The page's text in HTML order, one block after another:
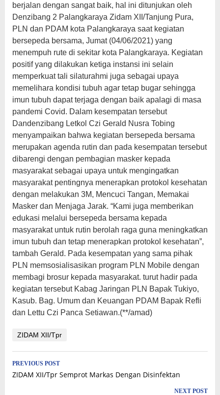
berjalan dengan sangat baik, hal ini ditunjukan oleh
Denzibang 2 Palangkaraya Zidam XII/Tanjung Pura,
PLN dan PDAM kota Palangkaraya saat kegiatan
bersepeda bersama, Jumat (04/06/2021) yang
menempuh rute di sekitar kota Palangkaraya. Kegiatan
positif yang dilakukan ketiga instansi ini selain
memperkuat tali silaturahmi juga sebagai upaya
memelihara kondisi tubuh agar tetap bugar sehingga
imun tubuh dapat terjaga dengan baik apalagi di masa
pandemi Covid. Dalam kesempatan tersebut
Dandenzibang Letkol Czi Gerald Nusra Tobing
menyampaikan bahwa kegiatan bersepeda bersama
merupakan agenda rutin dan pada kesempatan tersebut
dibarengi dengan pembagian masker kepada
masyarakat sebagai upaya untuk mengingatkan
masyarakat pentingnya menerapkan protokol kesehatan
dengan melakukan 3M, Mencuci Tangan, Memakai
Masker dan Menjaga Jarak. “Kami juga memberikan
edukasi melalui bersepeda bersama kepada
masyarakat untuk rutin berolah raga guna meningkatkan
imun tubuh dan tetap menerapkan protokol kesehatan”,
tambah Gerald. Pada kesempatan yang sama pihak
PLN memsosialisasikan program PLN Mobile dengan
membagi brosur kepada masyarakat. turut hadir pada
kegiatan tersebut Kabag Jaringan PLN Bapak Tukiyo,
Kasub. Bag. Umum dan Keuangan PDAM Bapak Refli
dan Lettu Czi Panca Setiawan.(**/amad)
ZIDAM XII/Tpr
Post
navigation
PREVIOUS POST
ZIDAM XII/Tpr Semprot Markas Dengan Disinfektan
NEXT POST